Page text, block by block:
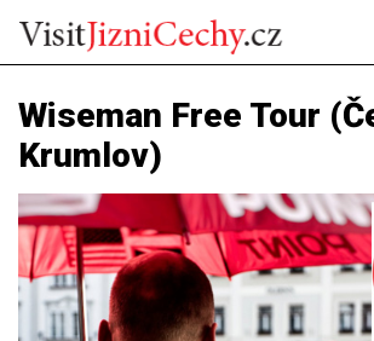
Wiseman Free Tour
Krumlov)